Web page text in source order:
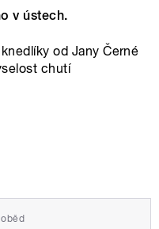
v ústech.
od Jany Černé
chutí
oběd